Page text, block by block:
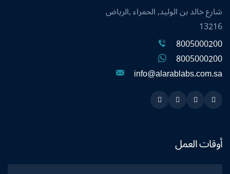
شارع خالد بن الوليد, الحمراء ,الرياض
13216
8005000200
8005000200
info@alarablabs.com.sa
Snapchat
Twitter
Linkedin
Instagram
أوقات العمل